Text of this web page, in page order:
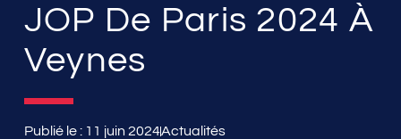
JOP De Paris 2024 À
Veynes
Publié le : 11 juin 2024Actualités